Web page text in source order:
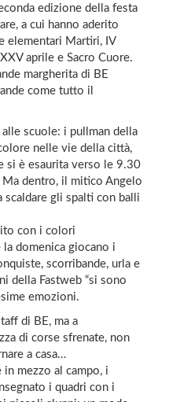
edizione della festa
a cui hanno aderito
elementari Martiri, IV
aprile e Sacro Cuore.
margherita di BE
come tutto il
scuole: i pullman della
nelle vie della città,
si è esaurita verso le 9.30
dentro, il mitico Angelo
scaldare gli spalti con balli
con i colori
la domenica giocano i
scorribande, urla e
della Fastweb “si sono
emozioni.
di BE, ma a
di corse sfrenate, non
a casa…
mezzo al campo, i
i quadri con i